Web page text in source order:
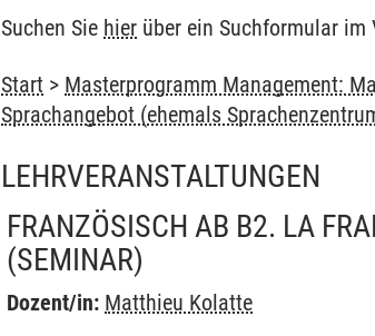
Suchen Sie hier über ein Suchformular im
Start > Masterprogramm Management:
Sprachangebot (ehemals
LEHRVERANSTALTUNGEN
FRANZÖSISCH AB B2. LA
(SEMINAR)
Dozent/in: Matthieu Kolatte